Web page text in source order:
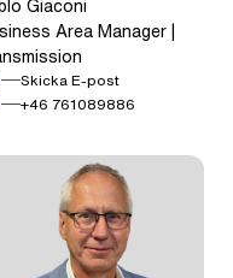
2 5 1 8 9
Area Manager |
Skicka E-post: Pablo Giaconi
+46 761089886Ring: + 4 6 7
5 2 6 5 7 7